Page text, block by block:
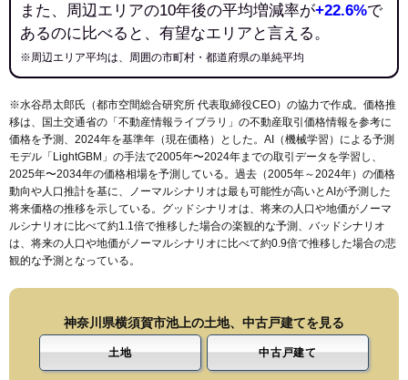
また、周辺エリアの10年後の平均増減率が+22.6%で
あるのに比べると、有望なエリアと言える。
※周辺エリア平均は、周囲の市町村・都道府県の単純平均
※水谷昂太郎氏（都市空間総合研究所 代表取締役CEO）の協力で作成。価格推
移は、国土交通省の「 不動産情報ライブラリ 」の不動産取引価格情報を参考に
価格を予測、2024年を基準年（現在価格）とした。AI（機械学習）による予測
モデル「LightGBM」の手法で2005年〜2024年までの取引データを学習し、
2025年〜2034年の価格相場を予測している。過去（2005年～2024年）の価格
動向や人口推計を基に、ノーマルシナリオは最も可能性が高いとAIが予測した
将来価格の推移を示している。グッドシナリオは、将来の人口や地価がノーマ
ルシナリオに比べて約1.1倍で推移した場合の楽観的な予測、バッドシナリオ
は、将来の人口や地価がノーマルシナリオに比べて約0.9倍で推移した場合の悲
観的な予測となっている。
神奈川県横須賀市池上の土地、中古戸建てを見る
土地 中古戸建て